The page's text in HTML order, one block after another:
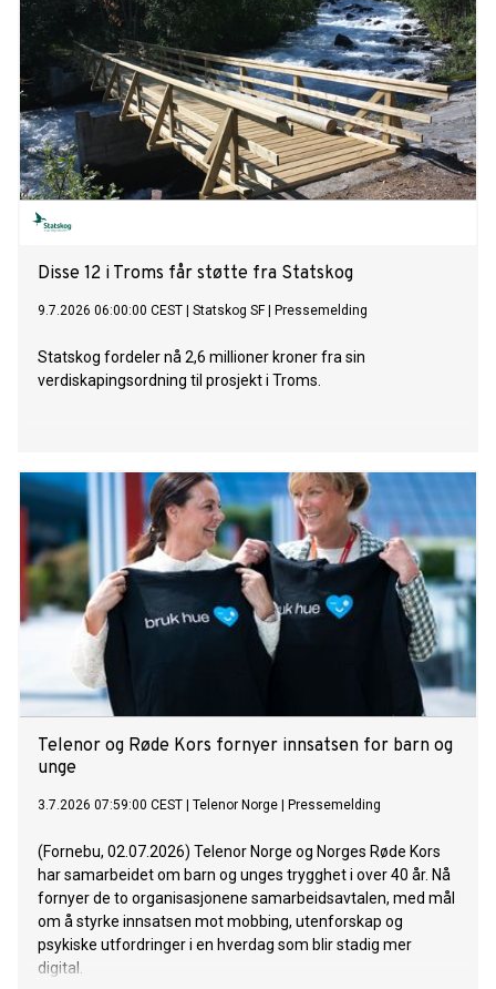
Disse 12 i Troms får støtte fra Statskog
9.7.2026 06:00:00 CEST Statskog SF| Pressemelding
Statskog fordeler nå 2,6 millioner kroner fra sin
verdiskapingsordning til prosjekt i Troms.
Telenor og Røde Kors fornyer innsatsen for barn og
unge
3.7.2026 07:59:00 CEST Telenor Norge Pressemelding
(Fornebu, 02.07.2026) Telenor Norge og Norges Røde Kors
har samarbeidet om barn og unges trygghet i over 40 år. Nå
fornyer de to organisasjonene samarbeidsavtalen, med mål
om å styrke innsatsen mot mobbing, utenforskap og
psykiske utfordringer i en hverdag som blir stadig mer
digital.